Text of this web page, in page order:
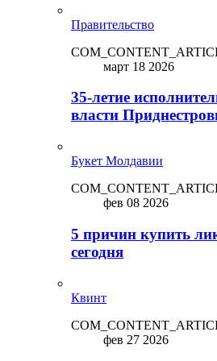
Правительство
март 18 2026
35-летие
власти
Букет Молдавии
фев 08 2026
5 причин купить
сегодня
Квинт
фев 27 2026